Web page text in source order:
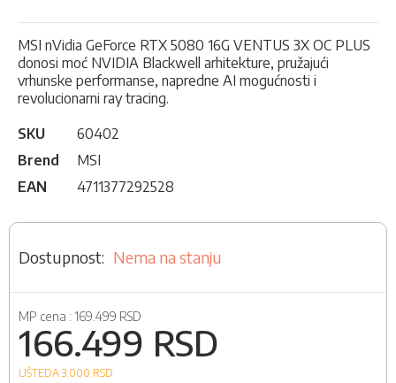
MSI nVidia GeForce RTX 5080 16G VENTUS 3X OC PLUS
donosi moć NVIDIA Blackwell arhitekture, pružajući
vrhunske performanse, napredne AI mogućnosti i
revolucionarni ray tracing.
SKU
60402
Brend
MSI
EAN
4711377292528
Nema na stanju
MP cena : 169.499 RSD
166.499 RSD
UŠTEDA 3.000 RSD